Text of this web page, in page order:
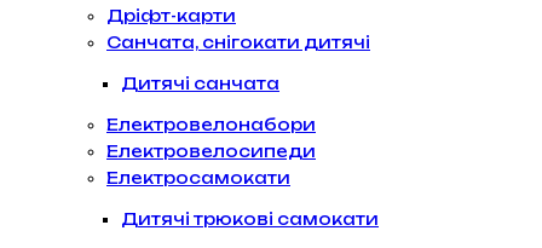
Дріфт-карти
Санчата, снігокати дитячі
Дитячі санчата
Електровелонабори
Електровелосипеди
Електросамокати
Дитячі трюкові самокати